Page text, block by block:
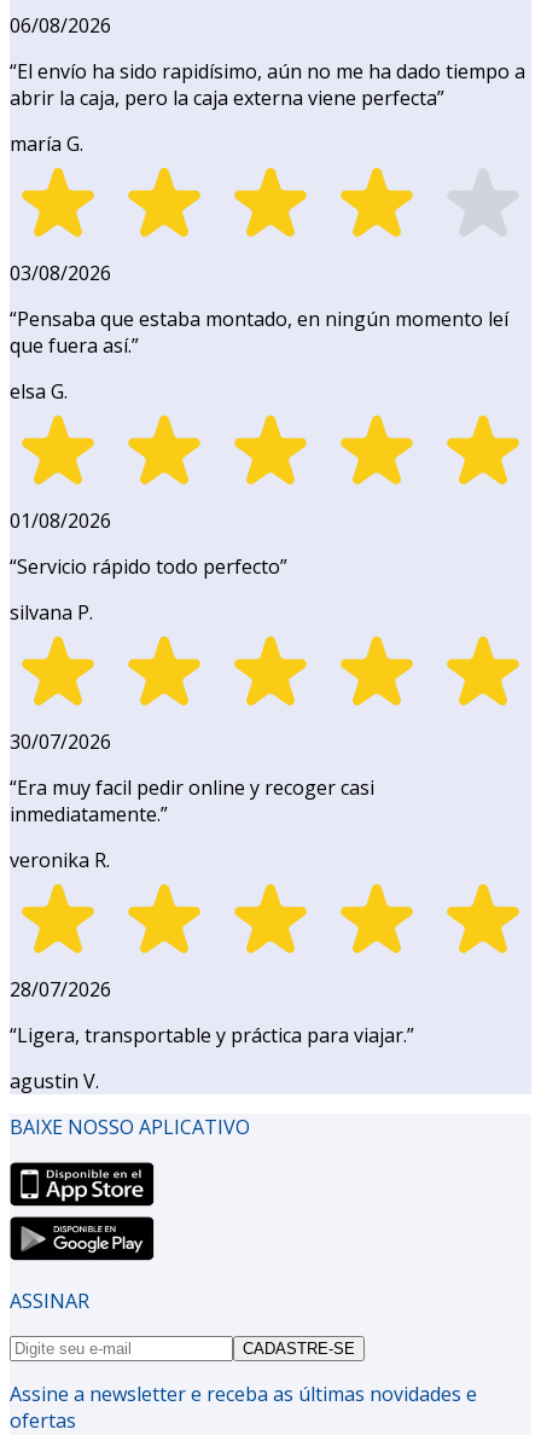
06/08/2026
“El envío ha sido rapidísimo, aún no me ha dado tiempo a
abrir la caja, pero la caja externa viene perfecta”
maría G.
03/08/2026
“Pensaba que estaba montado, en ningún momento leí
que fuera así.”
elsa G.
01/08/2026
“Servicio rápido todo perfecto”
silvana P.
30/07/2026
“Era muy facil pedir online y recoger casi
inmediatamente.”
veronika R.
28/07/2026
“Ligera, transportable y práctica para viajar.”
agustin V.
BAIXE NOSSO APLICATIVO
ASSINAR
CADASTRE-SE
Assine a newsletter e receba as últimas novidades e
ofertas